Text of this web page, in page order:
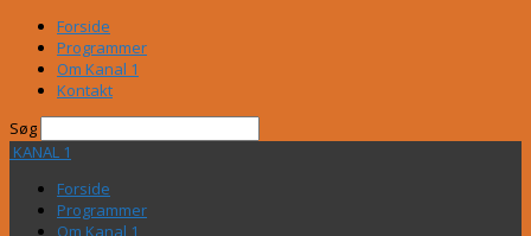
Forside
Programmer
Om Kanal 1
Kontakt
Søg
KANAL 1
Forside
Programmer
Om Kanal 1